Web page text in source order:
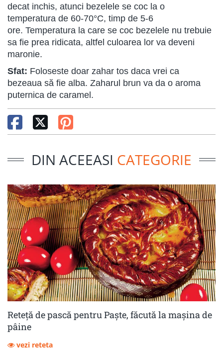
decat inchis, atunci bezelele se coc la o
temperatura de 60-70°C, timp de 5-6
ore. Temperatura la care se coc bezelele nu trebuie
sa fie prea ridicata, altfel culoarea lor va deveni
maronie.
Sfat: Foloseste doar zahar tos daca vrei ca
bezeaua să fie alba. Zaharul brun va da o aroma
puternica de caramel.
DIN ACEEASI CATEGORIE
Reteță de pască pentru Paște, făcută la mașina de
pâine
vezi reteta